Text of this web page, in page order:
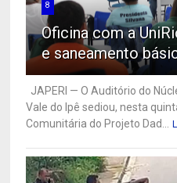
8
Oficina com a
e saneamento
JAPERI — O Auditório do
Vale do Ipê sediou, nesta
Comunitária do Projeto Dad...